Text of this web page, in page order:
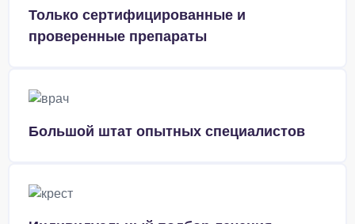
Только сертифицированные и
проверенные препараты
Большой штат опытных специалистов